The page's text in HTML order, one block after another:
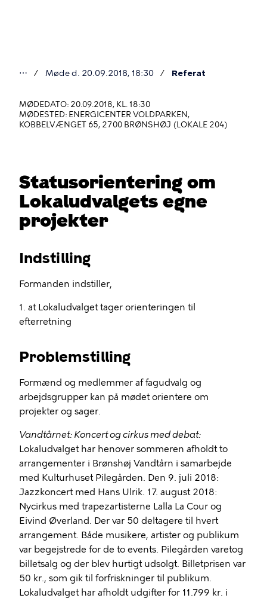
er
her
⋯ Møde d. 20.09.2018, 18:30 Referat
MØDEDATO: 20.09.2018, KL. 18:30
MØDESTED: ENERGICENTER VOLDPARKEN,
KOBBELVÆNGET 65, 2700 BRØNSHØJ (LOKALE 204)
Statusorientering om
Lokaludvalgets egne
projekter
Indstilling
Formanden indstiller,
1. at Lokaludvalget tager orienteringen til
efterretning
Problemstilling
Formænd og medlemmer af fagudvalg og
arbejdsgrupper kan på mødet orientere om
projekter og sager.
Vandtårnet: Koncert og cirkus med debat:
Lokaludvalget har henover sommeren afholdt to
arrangementer i Brønshøj Vandtårn i samarbejde
med Kulturhuset Pilegården. Den 9. juli 2018:
Jazzkoncert med Hans Ulrik. 17. august 2018:
Nycirkus med trapezartisterne Lalla La Cour og
Eivind Øverland. Der var 50 deltagere til hvert
arrangement. Både musikere, artister og publikum
var begejstrede for de to events. Pilegården varetog
billetsalg og der blev hurtigt udsolgt. Billetprisen var
50 kr., som gik til forfriskninger til publikum.
Lokaludvalget har afholdt udgifter for 11.799 kr. i